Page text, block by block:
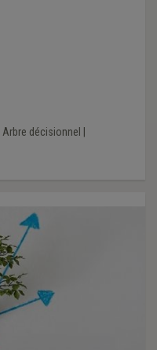
Arbre décisionnel